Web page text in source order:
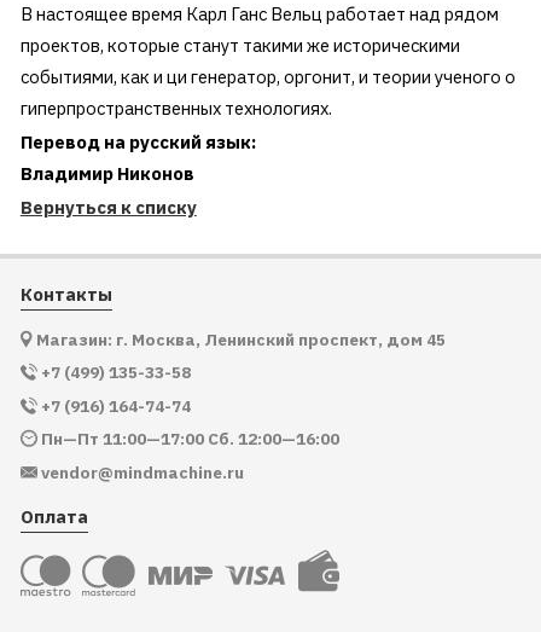
В настоящее время Карл Ганс Вельц работает над рядом
проектов, которые станут такими же историческими
событиями, как и ци генератор, оргонит, и теории ученого о
гиперпространственных технологиях.
Перевод на русский язык:
Владимир Никонов
Вернуться к списку
Контакты
Магазин: г. Москва, Ленинский проспект, дом 45
+7 (499) 135-33-58
+7 (916) 164-74-74
Пн—Пт 11:00—17:00 Сб. 12:00—16:00
vendor@mindmachine.ru
Оплата